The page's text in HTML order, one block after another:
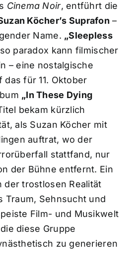
Cinema Noir, entführt die
Köcher’s Suprafon –
Name. „Sleepless
paradox kann filmischer
– eine nostalgische
das für 11. Oktober
„In These Dying
bekam kürzlich
als Suzan Köcher mit
auftrat, wo der
stattfand, nur
der Bühne entfernt. Ein
der trostlosen Realität
Traum, Sehnsucht und
Film- und Musikwelt
diese Gruppe
zu generieren